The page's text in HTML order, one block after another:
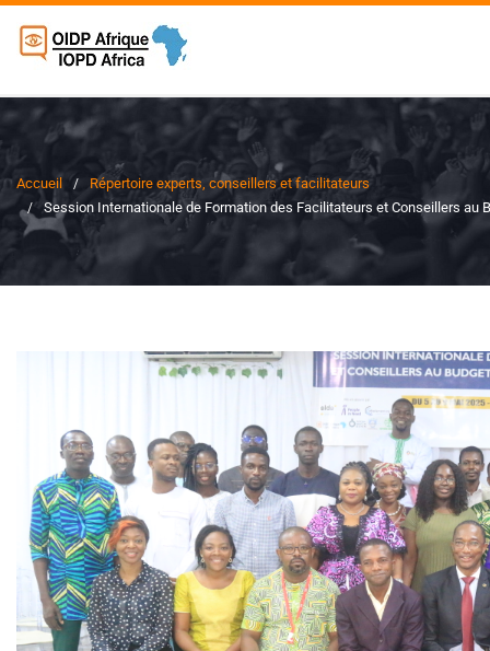
Accueil
Répertoire experts, conseillers et facilitateurs
Session Internationale de Formation des Facilitateurs et Conseillers au